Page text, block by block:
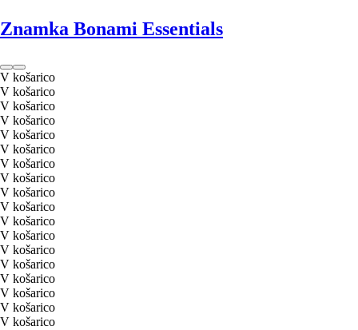
Znamka Bonami Essentials
V košarico
V košarico
V košarico
V košarico
V košarico
V košarico
V košarico
V košarico
V košarico
V košarico
V košarico
V košarico
V košarico
V košarico
V košarico
V košarico
V košarico
V košarico